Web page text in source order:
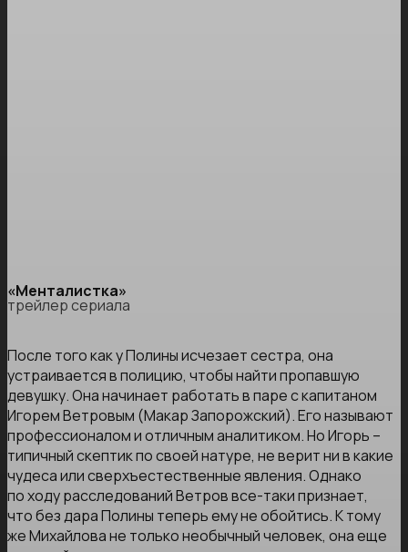
«Менталистка»
трейлер сериала
После того как у Полины исчезает сестра, она
устраивается в полицию, чтобы найти пропавшую
девушку. Она начинает работать в паре с капитаном
Игорем Ветровым (Макар Запорожский). Его называют
профессионалом и отличным аналитиком. Но Игорь –
типичный скептик по своей натуре, не верит ни в какие
чудеса или сверхъестественные явления. Однако
по ходу расследований Ветров все-таки признает,
что без дара Полины теперь ему не обойтись. К тому
же Михайлова не только необычный человек, она еще